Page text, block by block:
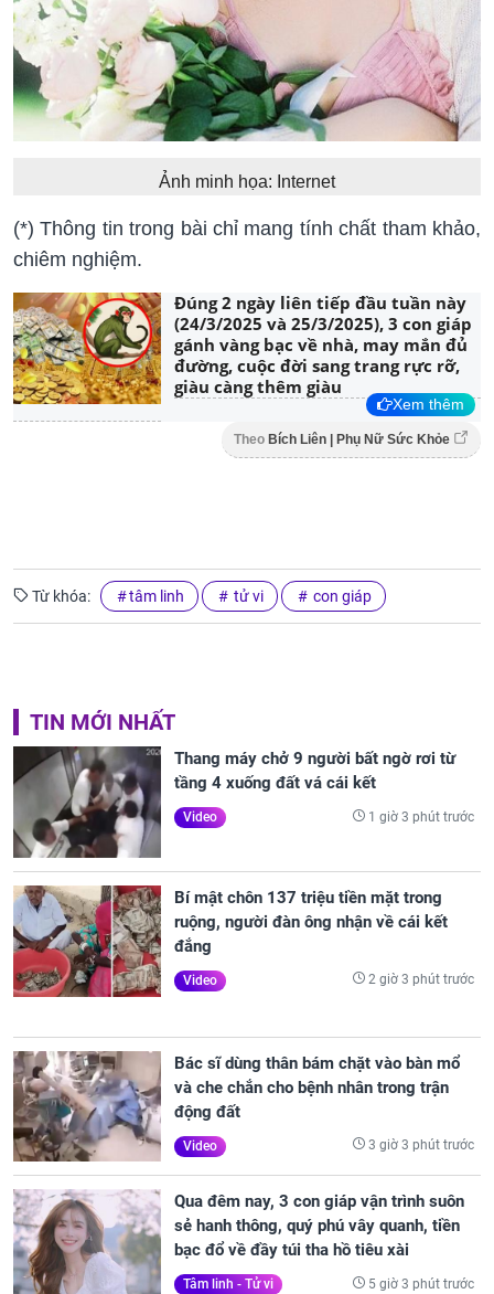
Ảnh minh họa: Internet
(*) Thông tin trong bài chỉ mang tính chất tham khảo,
chiêm nghiệm.
Đúng 2 ngày liên tiếp đầu tuần này
(24/3/2025 và 25/3/2025), 3 con giáp
gánh vàng bạc về nhà, may mắn đủ
đường, cuộc đời sang trang rực rỡ,
giàu càng thêm giàu
Xem thêm
Theo Bích Liên | Phụ Nữ Sức Khỏe
Từ khóa: tâm linh tử vi con giáp
TIN MỚI NHẤT
Thang máy chở 9 người bất ngờ rơi từ
tầng 4 xuống đất vá cái kết
Video 1 giờ 3 phút trước
Bí mật chôn 137 triệu tiền mặt trong
ruộng, người đàn ông nhận về cái kết
đắng
Video 2 giờ 3 phút trước
Bác sĩ dùng thân bám chặt vào bàn mổ
và che chắn cho bệnh nhân trong trận
động đất
Video 3 giờ 3 phút trước
Qua đêm nay, 3 con giáp vận trình suôn
sẻ hanh thông, quý phú vây quanh, tiền
bạc đổ về đầy túi tha hồ tiêu xài
Tâm linh - Tử vi 5 giờ 3 phút trước